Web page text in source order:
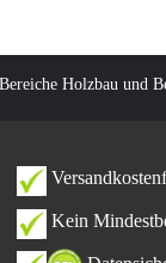
Holzbau
Kein